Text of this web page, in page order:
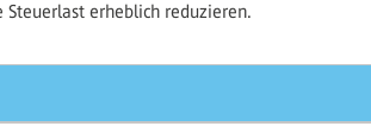
erheblich reduzieren.